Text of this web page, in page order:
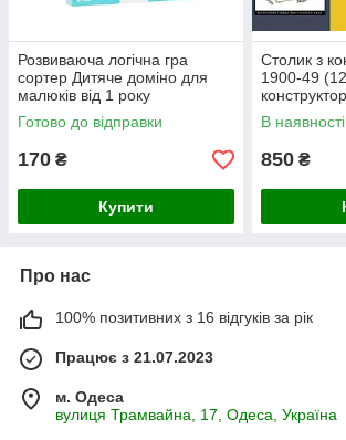
Розвиваюча логічна гра
сортер Дитяче доміно для
малюків від 1 року
Готово до відправки
170 ₴
Купити
Столик з
1900-49
коробці
В наявності
850 ₴
Про нас
100% позитивних з 16 відгуків за рік
Працює з 21.07.2023
м. Одеса
вулиця Трамвайна, 17, Одеса, Україна